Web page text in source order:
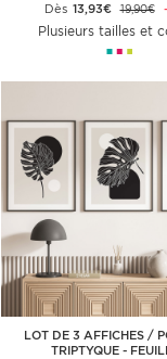
Dès 13,93€ 19,90€
Plusieurs tailles et
LOT DE 3 AFFICHES /
TRIPTYQUE -